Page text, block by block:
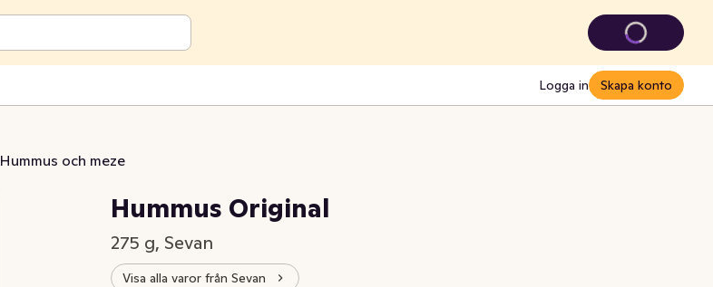
Logga in Skapa konto
Hummus och meze
Hummus Original
275 g, Sevan
Visa alla varor från Sevan